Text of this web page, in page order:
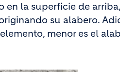
en la superficie de
su alabero.
menor es el